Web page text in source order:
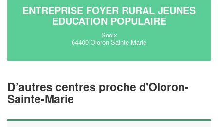
ENTREPRISE FOYER RURAL JEUNES
EDUCATION POPULAIRE
Soeix
64400 Oloron-Sainte-Marie
D’autres centres proche d'Oloron-
Sainte-Marie